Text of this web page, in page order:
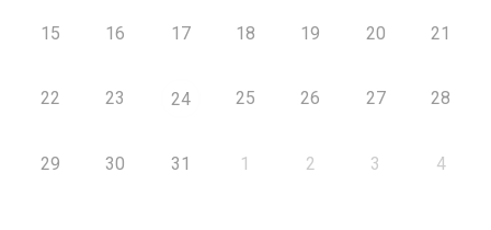
15 16 17 18 19 20 21
22 23 24 25 26 27 28
29 30 31 1 2 3 4